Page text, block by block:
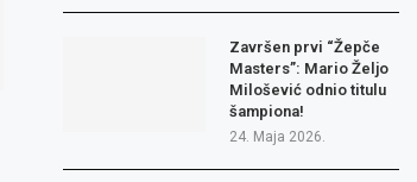
Završen prvi “Žepče
Masters”: Mario Željo
Milošević odnio titulu
šampiona!
24. Maja 2026.